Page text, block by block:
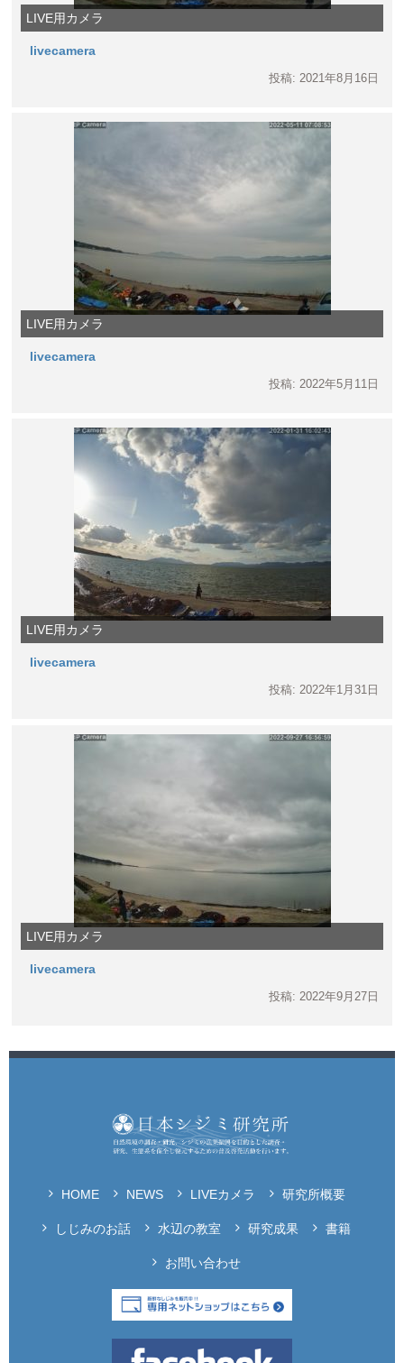
LIVE用カメラ
livecamera
投稿: 2021年8月16日
LIVE用カメラ
livecamera
投稿: 2022年5月11日
LIVE用カメラ
livecamera
投稿: 2022年1月31日
LIVE用カメラ
livecamera
投稿: 2022年9月27日
HOME NEWS LIVEカメラ 研究所概要
しじみのお話 水辺の教室 研究成果 書籍
お問い合わせ